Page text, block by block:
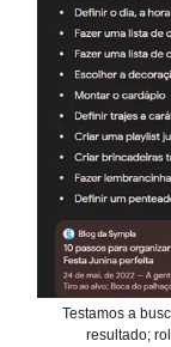
Testamos a
resultado;